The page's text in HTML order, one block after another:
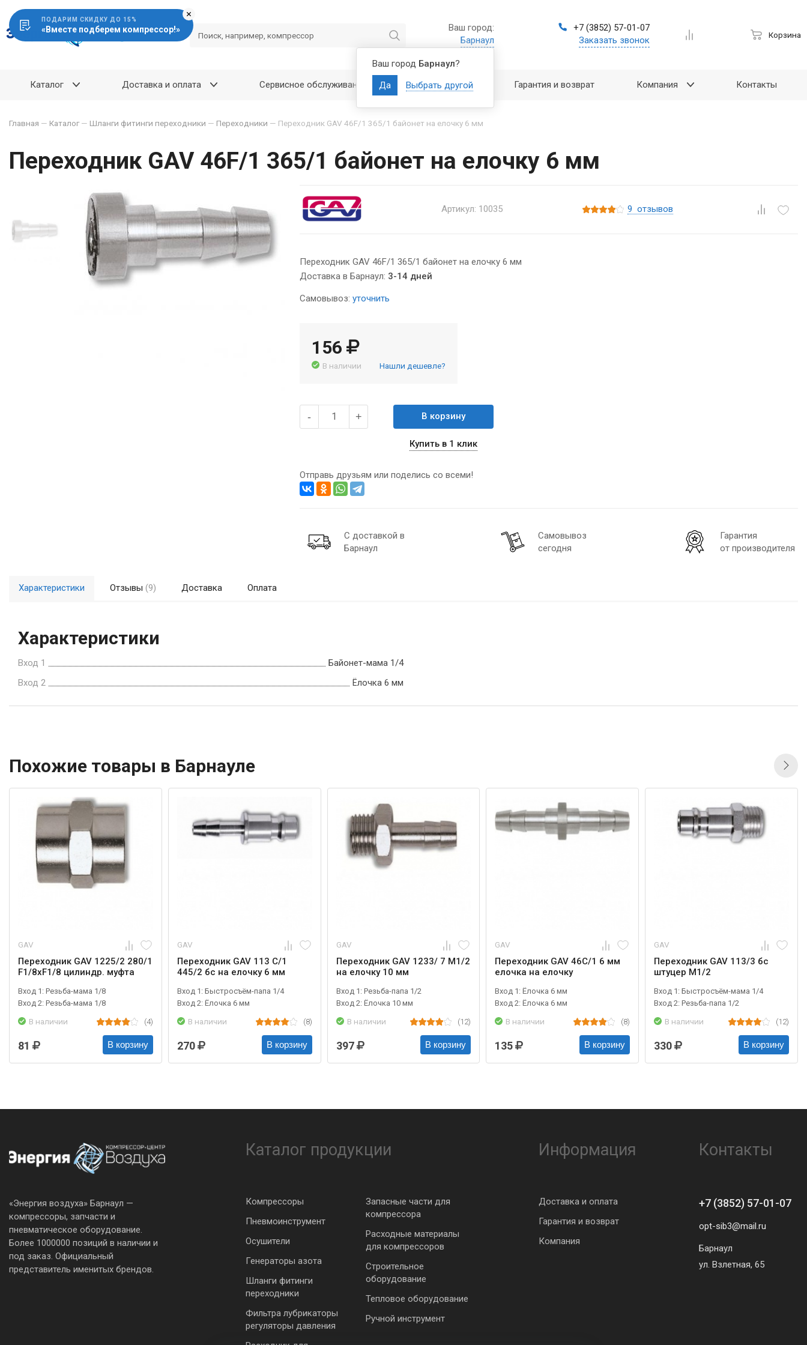
Ваш город:
Барнаул
Ваш город Барнаул?
Да
Выбрать другой
+7 (3852) 57-01-07
Заказать звонок
Корзина
Каталог Доставка и оплата Сервисное обслуживание Полезно знать Гарантия и возврат Компания Контакты
Главная — Каталог — Шланги фитинги переходники — Переходники — Переходник GAV 46F/1 365/1 байонет на елочку 6 мм
Переходник GAV 46F/1 365/1 байонет на елочку 6 мм
Артикул: 10035 9 отзывов
Переходник GAV 46F/1 365/1 байонет на елочку 6 мм
Доставка в Барнаул: 3-14 дней
Самовывоз: уточнить
156
В наличии Нашли дешевле?
- + В корзину
Купить в 1 клик
Отправь друзьям или поделись со всеми!
С доставкой в
Барнаул
Самовывоз
сегодня
Гарантия
от производителя
Характеристики Отзывы (9) Доставка Оплата
Характеристики
Вход 1
Байонет-мама 1/4
Вход 2
Ёлочка 6 мм
Похожие товары в Барнауле
GAV
Переходник GAV 1225/2 280/1
F1/8xF1/8 цилиндр. муфта
Вход 1: Резьба-мама 1/8
Вход 2: Резьба-мама 1/8
В наличии (4)
81 В корзину
GAV
Переходник GAV 113 C/1
445/2 бс на елочку 6 мм
Вход 1: Быстросъём-папа 1/4
Вход 2: Ёлочка 6 мм
В наличии (8)
270 В корзину
GAV
Переходник GAV 1233/ 7 М1/2
на елочку 10 мм
Вход 1: Резьба-папа 1/2
Вход 2: Ёлочка 10 мм
В наличии (12)
397 В корзину
GAV
Переходник GAV 46C/1 6 мм
елочка на елочку
Вход 1: Ёлочка 6 мм
Вход 2: Ёлочка 6 мм
В наличии (8)
135 В корзину
GAV
Переходник GAV 113/3 бс
штуцер М1/2
Вход 1: Быстросъём-мама 1/4
Вход 2: Резьба-папа 1/2
В наличии (12)
330 В корзину
«Энергия воздуха» Барнаул —
компрессоры, запчасти и
пневматическое оборудование.
Более 1000000 позиций в наличии и
под заказ. Официальный
представитель именитых брендов.
Каталог продукции
Компрессоры
Пневмоинструмент
Осушители
Генераторы азота
Шланги фитинги
переходники
Фильтра лубрикаторы
регуляторы давления
Запасные части для
компрессора
Расходные материалы
для компрессоров
Строительное
оборудование
Тепловое оборудование
Ручной инструмент
Информация
Доставка и оплата
Гарантия и возврат
Компания
Контакты
+7 (3852) 57-01-07
opt-sib3@mail.ru
Барнаул
ул. Взлетная, 65
ПОДАРИМ СКИДКУ ДО 15%
«Вместе подберем компрессор!»